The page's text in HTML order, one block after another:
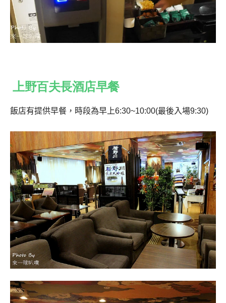
上野百夫長酒店早餐
飯店有提供早餐，時段為早上6:30~10:00(最後入場9:30)